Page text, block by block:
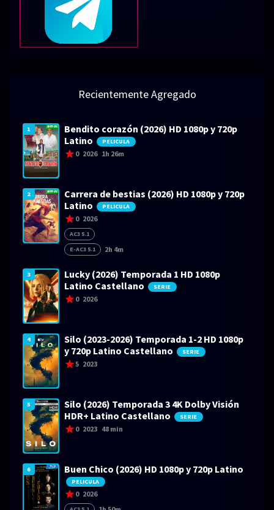
Recientemente Agregado
1
Bendito corazón (2026) HD 1080p y 720p
Latino
PELICULA
0 2026 1h 26m
2
Carrera de bestias (2026) HD 1080p y 720p
Latino
PELICULA
0 2026
AC3 5.1
E-AC3 5.1
2h 4m
3
Lucky (2026) Temporada 1 HD 1080p
Latino Castellano
SERIE
0 2026
4
Silo (2023-2026) Temporada 1-2 HD 1080p
y 720p Latino Castellano
SERIE
5 2023
5
Silo (2026) Temporada 3 4K Dolby Visión
HDR+ Latino Castellano
SERIE
0 2023 48 min
6 Buen Chico (2026) HD 1080p y 720p Latino
PELICULA
0 2026